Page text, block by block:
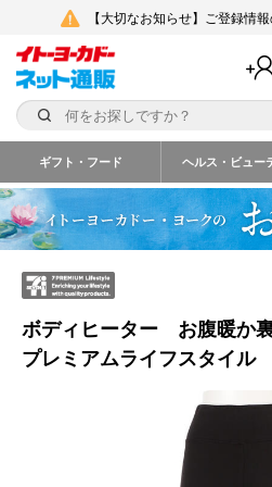
【大切なお知らせ】ご登録情
ギフト・フード ヘルス・ビュー
ボディヒーター お腹暖か
プレミアムライフスタイル